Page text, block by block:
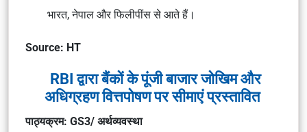
भारत, नेपाल और फिलीपींस से आते हैं।
Source: HT
RBI द्वारा बैंकों के पूंजी बाजार जोखिम और
अधिग्रहण वित्तपोषण पर सीमाएं प्रस्तावित
पाठ्यक्रम: GS3/ अर्थव्यवस्था